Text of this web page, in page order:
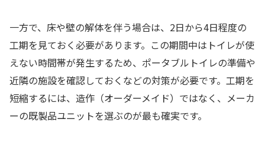
一方で、床や壁の解体を伴う場合は、2日から4日程度の
工期を見ておく必要があります。この期間中はトイレが使
えない時間帯が発生するため、ポータブルトイレの準備や
近隣の施設を確認しておくなどの対策が必要です。工期を
短縮するには、造作（オーダーメイド）ではなく、メーカ
ーの既製品ユニットを選ぶのが最も確実です。